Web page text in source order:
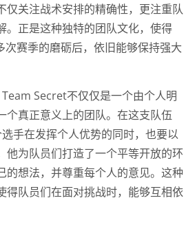
仅关注战术安排的精确性，更注重队
。正是这种独特的团队文化，使得
赛季的磨砺后，依旧能够保持强大
Secret不仅仅是一个由个人明
个真正意义上的团队。在这支队伍
手在发挥个人优势的同时，也要以
他为队员们打造了一个平等开放的环
的想法，并尊重每个人的意见。这种
得队员们在面对挑战时，能够互相依